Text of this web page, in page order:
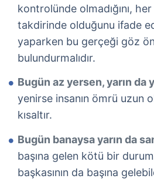
kontrolünde olmadığını,
takdirinde olduğunu ifade
yaparken bu gerçeği göz
bulundurmalıdır.
Bugün az yersen, yarın da
yenirse insanın ömrü uzun
kısaltır.
Bugün banaysa yarın da
başına gelen kötü bir
başkasının da başına